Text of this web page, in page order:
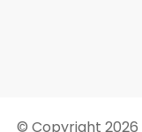
© Copyright 2026